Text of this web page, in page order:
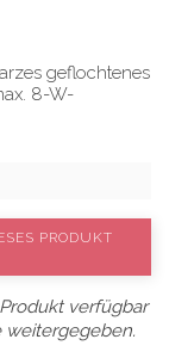
geflochtenes
8-W-
PRODUKT
verfügbar
weitergegeben.